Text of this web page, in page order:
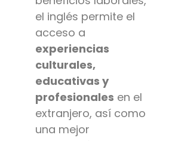
el inglés permite el
acceso a
experiencias
culturales,
educativas y
profesionales en el
extranjero, así como
una mejor